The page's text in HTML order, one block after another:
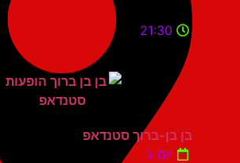
21:30
בן בן-ברוך סטנדאפ
יום ג'